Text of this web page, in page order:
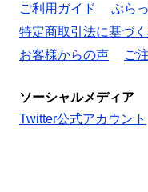
ご利用ガイド
ぷら
特定商取引法に基づ
お客様からの声
ご
ソーシャルメディア
Twitter公式アカウント